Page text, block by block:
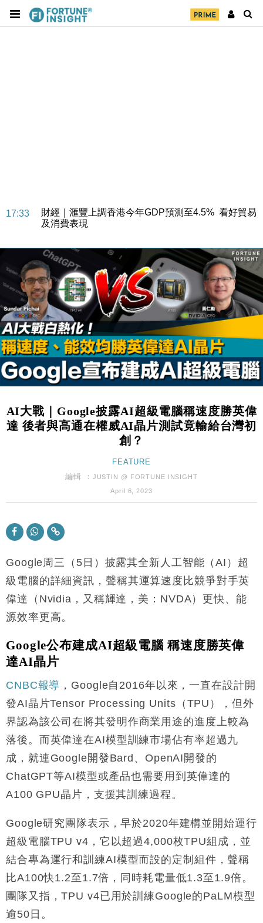
17:33
財經｜滙豐上調香港今年GDP預測至4.5% 看好貿易
及消費表現
損失近6900萬元
16:05
財經｜日經失守6.5萬點後回穩 全周仍升近2%
15:47
財經｜恒隆10月換帥 玩具「反」斗城亞洲CEO蔡德
粦接任
15:11
財經｜韓股反覆波動收跌 連挫7周創逾3年最長跌勢
13:44
財經｜內地7月美元計價出口增近24%勝預期 貿易順
差達1125億美元
12:44
財經｜日本春季三度入市撐日圓 4月單日斥6.28萬億
11:12
國際｜特朗普料美伊戰事快結束 承認部分彈藥庫存緊
張
財經｜SA售股自救後再出手 斥4億美元押注未上市公
財經｜華僑銀行上半年淨利創新高 中期息增15%至
財經｜滙豐上調香港今年GDP預測至4.5% 看好貿易
16:47
本地｜假冒內地執法人員要求交「保證金」 43歲女子
16:05
財經｜日經失守6.5萬點後回穩 全周仍升近2%
15:47
財經｜恒隆10月換帥 玩具「反」斗城亞洲CEO蔡德
粦接任
15:11
財經｜韓股反覆波動收跌 連挫7周創逾3年最長跌勢
13:44
財經｜內地7月美元計價出口增近24%勝預期 貿易順
差達1125億美元
12:44
財經｜日本春季三度入市撐日圓 4月單日斥6.28萬億
日圓干預創新高
國際｜特朗普料美伊戰事快結束 承認部分彈藥庫存緊
張
15:59
財經｜SA售股自救後再出手 斥4億美元押注未上市公
司
AI大戰｜Google披露AI超級電腦稱速度勝英偉
達 後者與高通在權威AI晶片測試竟輸給台灣初
創？
FEATURE
編輯 ： JUSTIN @ FORTUNE INSIGHT
April 6, 2023
Google周三（5日）披露其全新人工智能（AI）超
級電腦的詳細資訊，聲稱其運算速度比競爭對手英
偉達（Nvidia，又稱輝達，美：NVDA）更快、能
源效率更高。
Google公布建成AI超級電腦 稱速度勝英偉
達AI晶片
CNBC報導 ，Google自2016年以來，一直在設計開
發AI晶片Tensor Processing Units（TPU），但外
界認為該公司在將其發明作商業用途的進度上較為
落後。而英偉達在AI模型訓練市場佔有率超過九
成，就連Google開發Bard、OpenAI開發的
ChatGPT等AI模型或產品也需要用到英偉達的
A100 GPU晶片，支援其訓練過程。
Google研究團隊表示，早於2020年建構並開始運行
超級電腦TPU v4，它以超過4,000枚TPU組成，並
結合專為運行和訓練AI模型而設的定制組件，聲稱
比A100快1.2至1.7倍，同時耗電量低1.3至1.9倍。
團隊又指，TPU v4已用於訓練Google的PaLM模型
逾50日。